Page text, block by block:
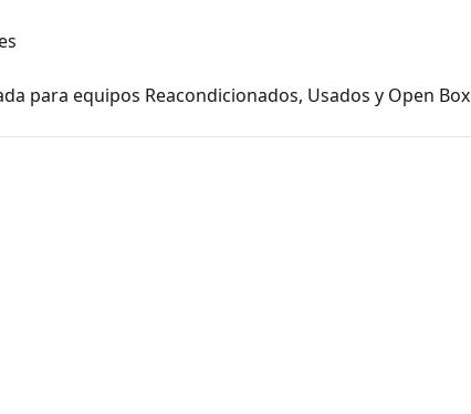
para equipos Reacondicionados, Usados y Open Box